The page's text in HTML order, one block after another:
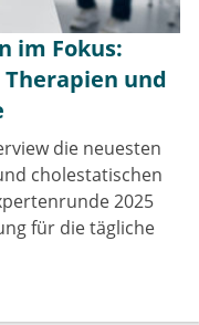
im Fokus:
und
die neuesten
cholestatischen
2025
für die tägliche